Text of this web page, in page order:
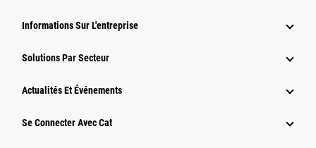
Informations Sur L'entreprise
Solutions Par Secteur
Actualités Et Événements
Se Connecter Avec Cat